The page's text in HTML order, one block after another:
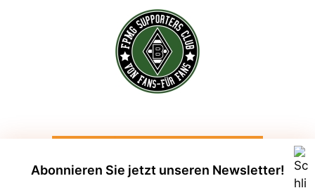
Abonnieren Sie jetzt unseren Newsletter!